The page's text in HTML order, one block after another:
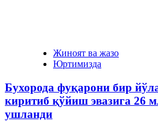
Жиноят ва жазо
Юртимизда
Бухорода фуқарони бир
киритиб қўйиш эвазига 26
ушланди